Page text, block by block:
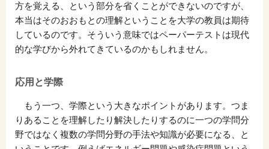
方を覚える、という部分を省くことができないのですが、
本当はそのおおもとの理解ということを大学の教員は期待
しているのです。そういう意味ではペーパーテストは現代
的な学びから外れてきているのかもしれません。
応用と学際
もう一つ、学際という大きなポイントがあります。つま
りあることを理解したり解決したりするのに一つの学問分
野ではなく複数の学問分野の手法や知識が必要になる、と